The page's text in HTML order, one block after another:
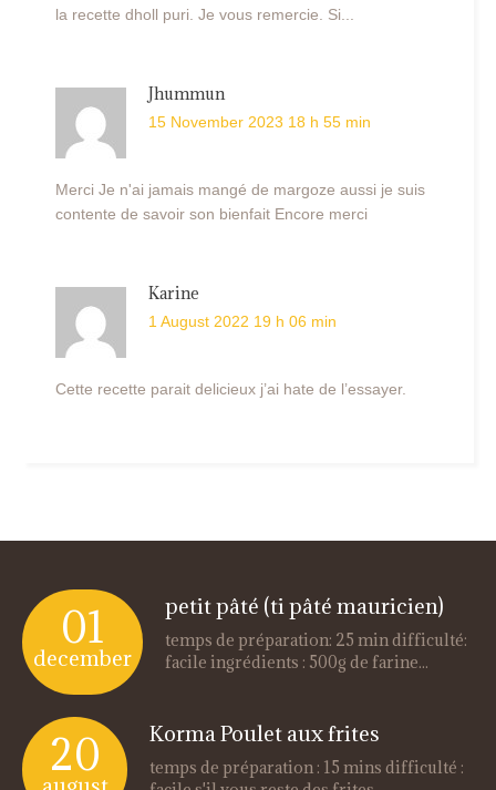
la recette dholl puri. Je vous remercie. Si...
Jhummun
15 November 2023 18 h 55 min
Merci Je n'ai jamais mangé de margoze aussi je suis
contente de savoir son bienfait Encore merci
Karine
1 August 2022 19 h 06 min
Cette recette parait delicieux j’ai hate de l’essayer.
01
december
petit pâté (ti pâté mauricien)
temps de préparation: 25 min difficulté:
facile ingrédients : 500g de farine...
20 Korma Poulet aux frites
temps de préparation : 15 mins difficulté :